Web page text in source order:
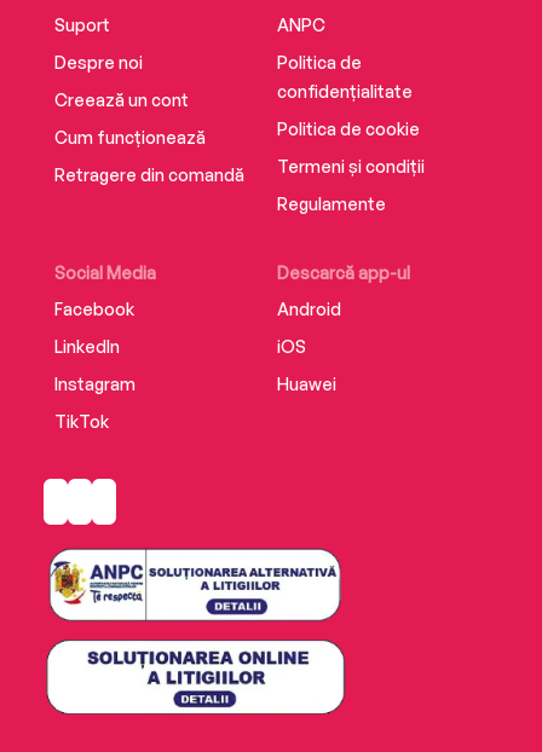
Suport
Despre noi
Creează un cont
Cum funcționează
Retragere din comandă
Social Media
Facebook
LinkedIn
Instagram
TikTok
Descarcă app-ul
Android
iOS
Huawei
ANPC
Politica de
confidențialitate
Politica de cookie
Termeni și condiții
Regulamente